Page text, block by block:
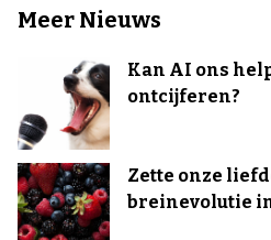
Meer Nieuws
Kan AI ons
ontcijferen?
Zette onze
breinevolutie